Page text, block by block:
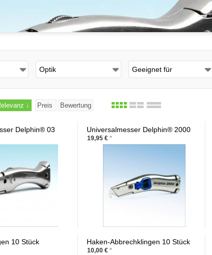
Optik Geeignet für
↓ Preis Bewertung
Delphin® 03 Universalmesser Delphin® 2000
19,95 € *
10 Stück Haken-Abbrechklingen 10 Stück
10,00 € *